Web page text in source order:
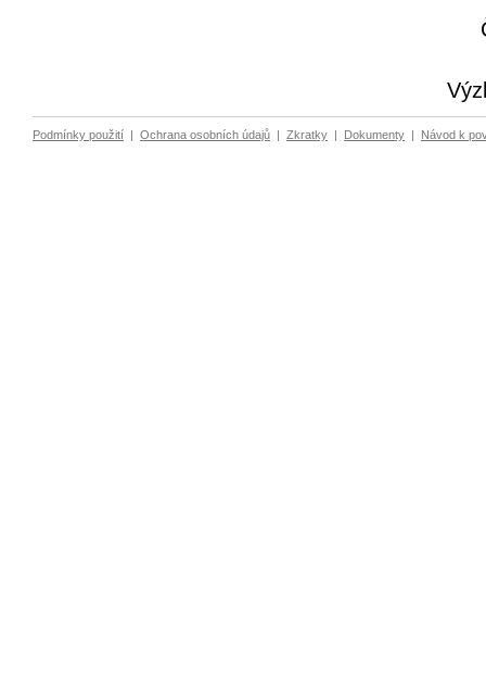
Podmínky použití | Ochrana osobních údajů | Zkratky | Dokumenty | Návod k